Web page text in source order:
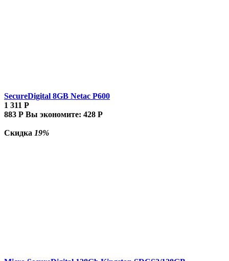
SecureDigital 8GB Netac P600
1 311 Р
883 Р Вы экономите: 428 Р
Скидка 19%